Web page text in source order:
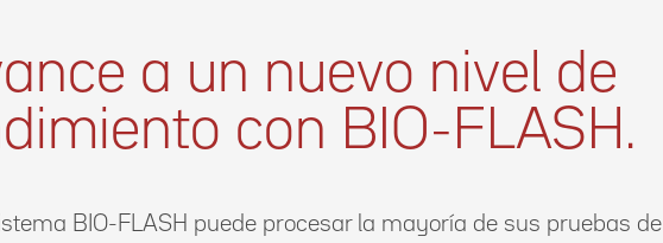
a un nuevo nivel de
con BIO-FLASH.
BIO-FLASH puede procesar la mayoría de sus pruebas de